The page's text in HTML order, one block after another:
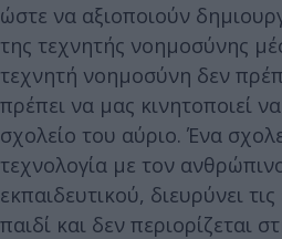
ώστε να αξιοποιούν
της τεχνητής νοημοσύνης
τεχνητή νοημοσύνη δεν
πρέπει να μας κινητοποιεί
σχολείο του αύριο. Ένα
τεχνολογία με τον
εκπαιδευτικού, διευρύνει
παιδί και δεν περιορίζεται